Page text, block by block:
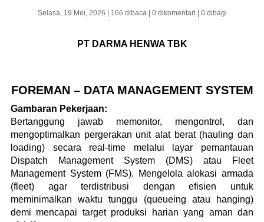
Selasa, 19 Mei, 2026 | 166 dibaca | 0 dikomentari | 0 dibagi
PT DARMA HENWA TBK
FOREMAN – DATA MANAGEMENT SYSTEM
Gambaran Pekerjaan:
Bertanggung jawab memonitor, mengontrol, dan
mengoptimalkan pergerakan unit alat berat (hauling dan
loading) secara real-time melalui layar pemantauan
Dispatch Management System (DMS) atau Fleet
Management System (FMS). Mengelola alokasi armada
(fleet) agar terdistribusi dengan efisien untuk
meminimalkan waktu tunggu (queueing atau hanging)
demi mencapai target produksi harian yang aman dan